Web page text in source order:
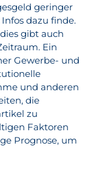
geringer
dazu finde.
gibt auch
Ein
Gewerbe- und
und anderen
die
zu
Faktoren
Prognose, um